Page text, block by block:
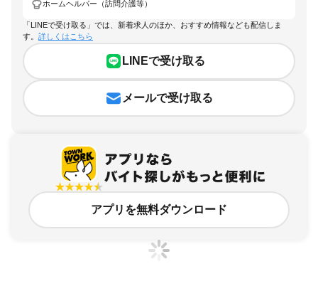
ホームヘルパー（訪問介護等）
「LINEで受け取る」では、新着求人のほか、おすすめ情報なども配信しま
す。 詳しくはこちら
LINEで受け取る
メールで受け取る
アプリを無料ダウンロード